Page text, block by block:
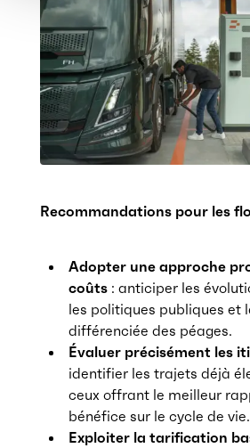
Recommandations pour les
Adopter une approche
coûts: anticiper les
les politiques publiques et
différenciée des péages.
Évaluer précisément les
identifier les trajets déjà
ceux offrant le meilleur
bénéfice sur le cycle de vie.
Exploiter la tarification